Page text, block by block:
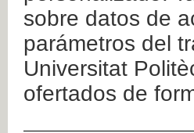
sobre datos de
parámetros del
Universitat
ofertados de